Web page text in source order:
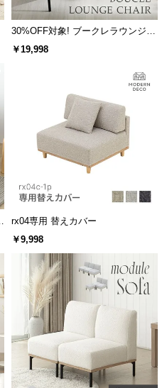
30%OFF対象! ブークレラウンジチ
ェア
￥19,998
rx04専用 替えカバー
￥9,998